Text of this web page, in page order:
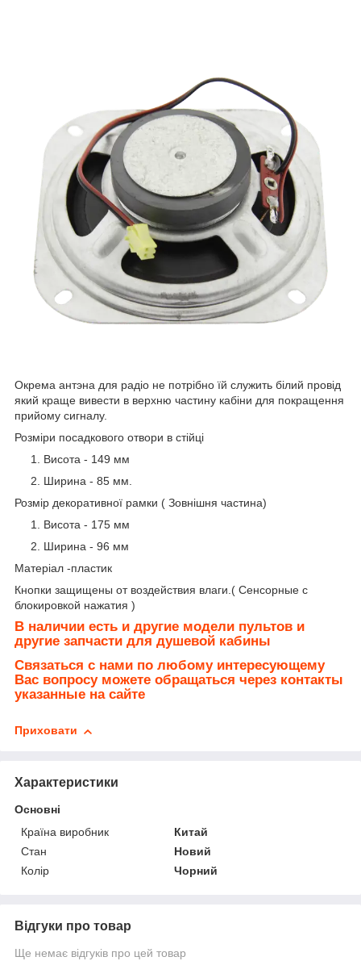
Окрема антэна для радіо не потрібно їй служить білий провід
який краще вивести в верхню частину кабіни для покращення
прийому сигналу.
Розміри посадкового отвори в стійці
Висота - 149 мм
Ширина - 85 мм.
Розмір декоративної рамки ( Зовнішня частина)
Висота - 175 мм
Ширина - 96 мм
Матеріал -пластик
Кнопки защищены от воздействия влаги.( Сенсорные с
блокировкой нажатия )
В наличии есть и другие модели пультов и
другие запчасти для душевой кабины
Связаться с нами по любому интересующему
Вас вопросу можете обращаться через контакты
указанные на сайте
Приховати
Характеристики
Основні
Країна виробник
Китай
Стан
Новий
Колір
Чорний
Відгуки про товар
Ще немає відгуків про цей товар